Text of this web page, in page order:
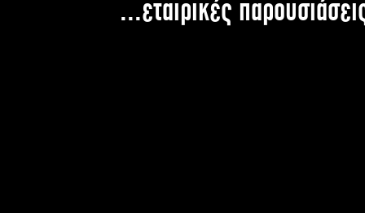
...εταιρικές